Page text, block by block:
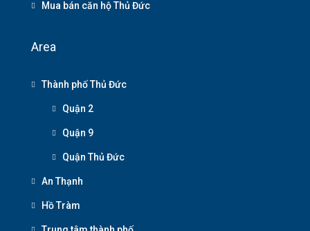
Mua bán căn hộ Thủ Đức
Area
Thành phố Thủ Đức
Quận 2
Quận 9
Quận Thủ Đức
An Thạnh
Hồ Tràm